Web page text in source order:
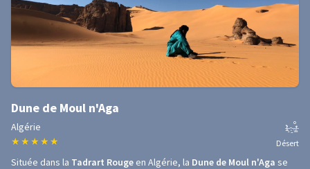
Dune de Moul n'Aga
Algérie
★ ★ ★ ★ ★ Désert
Située dans la Tadrart Rouge en Algérie, la Dune de Moul n'Aga se